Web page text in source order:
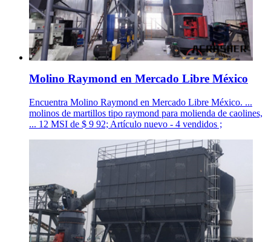
Molino Raymond en Mercado Libre México
Encuentra Molino Raymond en Mercado Libre México. ...
molinos de martillos tipo raymond para molienda de caolines,
... 12 MSI de $ 9 92; Artículo nuevo - 4 vendidos ;